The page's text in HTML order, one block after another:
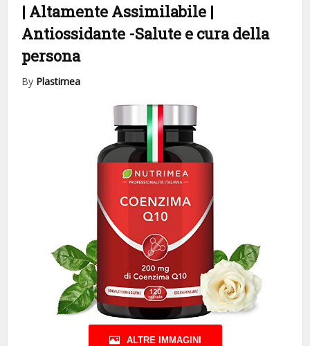
| Altamente Assimilabile |
Antiossidante -Salute e cura della
persona
By Plastimea
ALTRE IMMAGINI